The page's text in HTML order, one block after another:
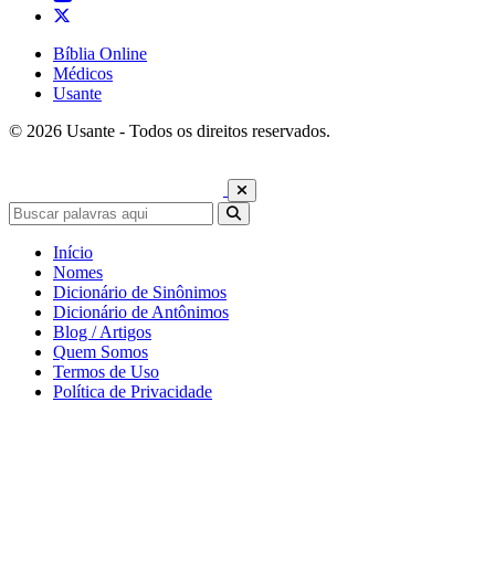
Bíblia Online
Médicos
Usante
© 2026 Usante - Todos os direitos reservados.
Início
Nomes
Dicionário de Sinônimos
Dicionário de Antônimos
Blog / Artigos
Quem Somos
Termos de Uso
Política de Privacidade